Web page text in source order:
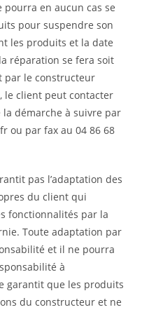
en aucun cas se
pour suspendre son
les produits et la date
réparation se fera soit
par le constructeur
le client peut contacter
démarche à suivre par
ou par fax au 04 86 68
pas l’adaptation des
du client qui
fonctionnalités par la
Toute adaptation par
et il ne pourra
à
garantit que les produits
du constructeur et ne